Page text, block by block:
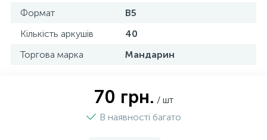
Формат
В5
Кількість аркушів
40
Торгова марка
Мандарин
70 грн. / шт
В наявності багато